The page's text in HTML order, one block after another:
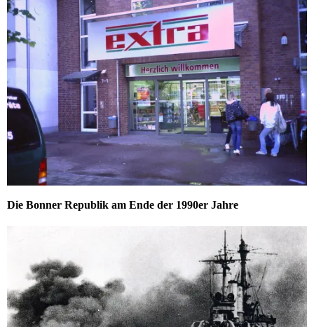
Die Bonner Republik am Ende der 1990er Jahre